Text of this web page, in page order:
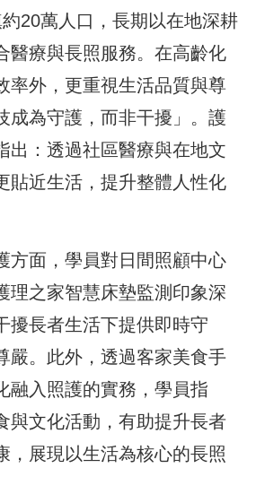
20萬人口，長期以在地深耕
醫療與長照服務。在高齡化
率外，更重視生活品質與尊
成為守護，而非干擾」。護
出：透過社區醫療與在地文
貼近生活，提升整體人性化
方面，學員對日間照顧中心
理之家智慧床墊監測印象深
擾長者生活下提供即時守
嚴。此外，透過客家美食手
融入照護的實務，學員指
與文化活動，有助提升長者
，展現以生活為核心的長照